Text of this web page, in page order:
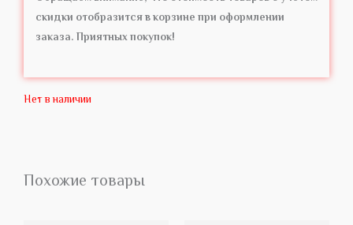
скидки отобразится в корзине при оформлении
заказа. Приятных покупок!
Нет в наличии
Похожие товары